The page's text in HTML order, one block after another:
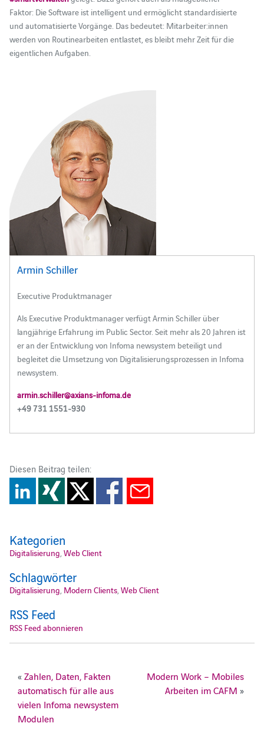
Faktor: Die Software ist intelligent und ermöglicht standardisierte
und automatisierte Vorgänge. Das bedeutet: Mitarbeiter:innen
werden von Routinearbeiten entlastet, es bleibt mehr Zeit für die
eigentlichen Aufgaben.
Armin Schiller
Executive Produktmanager
Als Executive Produktmanager verfügt Armin Schiller über
langjährige Erfahrung im Public Sector. Seit mehr als 20 Jahren ist
er an der Entwicklung von Infoma newsystem beteiligt und
begleitet die Umsetzung von Digitalisierungsprozessen in Infoma
newsystem.
armin.schiller@axians-infoma.de
+49 731 1551-930
Diesen Beitrag teilen:
Kategorien
Digitalisierung Web Client
Schlagwörter
Digitalisierung Modern Clients, Web Client
RSS Feed
RSS Feed abonnieren
«Zahlen, Daten, Fakten
automatisch für alle aus
vielen Infoma newsystem
Modulen
Modern Work – Mobiles
Arbeiten im CAFM »